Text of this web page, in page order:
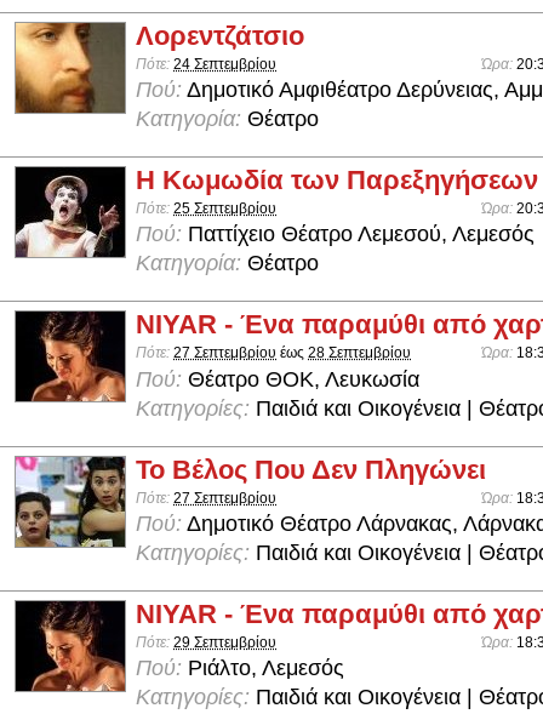
Λορεντζάτσιο
Πότε: 24 Σεπτεμβρίου Ώρα:
Πού: Δημοτικό Αμφιθέατρο Δερύνειας,
Κατηγορία: Θέατρο
Η Κωμωδία των Παρεξηγήσεων
Πότε: 25 Σεπτεμβρίου Ώρα:
Πού: Παττίχειο Θέατρο Λεμεσού, Λεμεσός
Κατηγορία: Θέατρο
NIYAR - Ένα παραμύθι από
Πότε: 27 Σεπτεμβρίου έως 28 Σεπτεμβρίου Ώρα:
Πού: Θέατρο ΘΟΚ, Λευκωσία
Κατηγορίες: Παιδιά και Οικογένεια |
Το Βέλος Που Δεν Πληγώνει
Πότε: 27 Σεπτεμβρίου Ώρα:
Πού: Δημοτικό Θέατρο Λάρνακας,
Κατηγορίες: Παιδιά και Οικογένεια |
NIYAR - Ένα παραμύθι από
Πότε: 29 Σεπτεμβρίου Ώρα:
Πού: Ριάλτο, Λεμεσός
Κατηγορίες: Παιδιά και Οικογένεια |